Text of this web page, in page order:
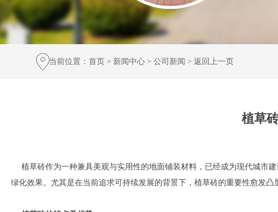
当前位置： 首页 > 新闻中心 > 公司新闻 > 返回上一页
植草
植草砖作为一种兼具美观与实用性的地面铺装材料，已经成为现代城市
绿化效果。尤其是在当前追求可持续发展的背景下，植草砖的重要性愈发凸